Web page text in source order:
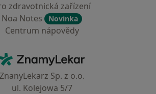
zdravotnická zařízení
Noa Notes
Novinka
Centrum nápovědy
ZnamyLekar - Hlavní stránka
ZnanyLekarz Sp. z o.o.
ul. Kolejowa 5/7